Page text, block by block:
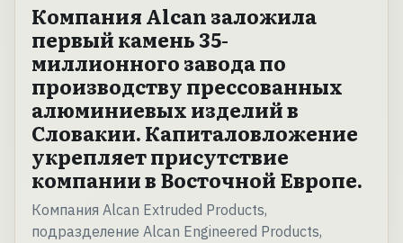
Компания Alcan заложила
первый камень 35-
миллионного завода по
производству прессованных
алюминиевых изделий в
Словакии. Капиталовложение
укрепляет присутствие
компании в Восточной Европе.
Компания Alcan Extruded Products,
подразделение Alcan Engineered Products,